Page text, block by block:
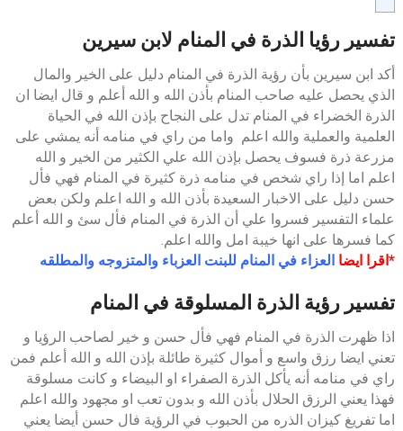
تفسير رؤيا الذرة في المنام لابن سيرين
أكد ابن سيرين بأن رؤية الذرة في المنام دليل على الخير والمال
الذي يحصل عليه صاحب المنام بأذن الله و الله أعلم و قال ايضا ان
الذرة الخضراء في المنام تدل على النجاح بإذن الله في الحياة
العلمية والعملية والله اعلم واما من راي في منامه أنه يمشي على
مزرعة ذرة فسوف يحصل بإذن الله علي الكثير من الخير و الله
اعلم اما إذا راي شخص في منامه ذرة كثيرة في المنام فهي فأل
حسن دليل على الاخبار السعيدة بأذن الله و الله اعلم ولكن بعض
علماء التفسير فسروا علي أن الذرة في المنام فأل سئ و الله أعلم
كما فسرها على انها خيبة امل والله اعلم.
*اقرا ايضا العزاء في المنام للبنت العزباء والمتزوجه والمطلقه
تفسير رؤية الذرة المسلوقة في المنام
اذا ظهرت الذرة في المنام فهي فأل حسن و خير لصاحب الرؤيا و
تعني ايضا رزق واسع و أموال كثيرة طائلة بإذن الله و الله أعلم فمن
راي في منامه أنه يأكل الذرة الصفراء او البيضاء و كانت مسلوقة
فهذا يعني الرزق الحلال بأذن الله و بدون تعب او مجهود والله اعلم
اما تفريغ كيزان الذره من الحبوب في الرؤية فال حسن أيضا يعني